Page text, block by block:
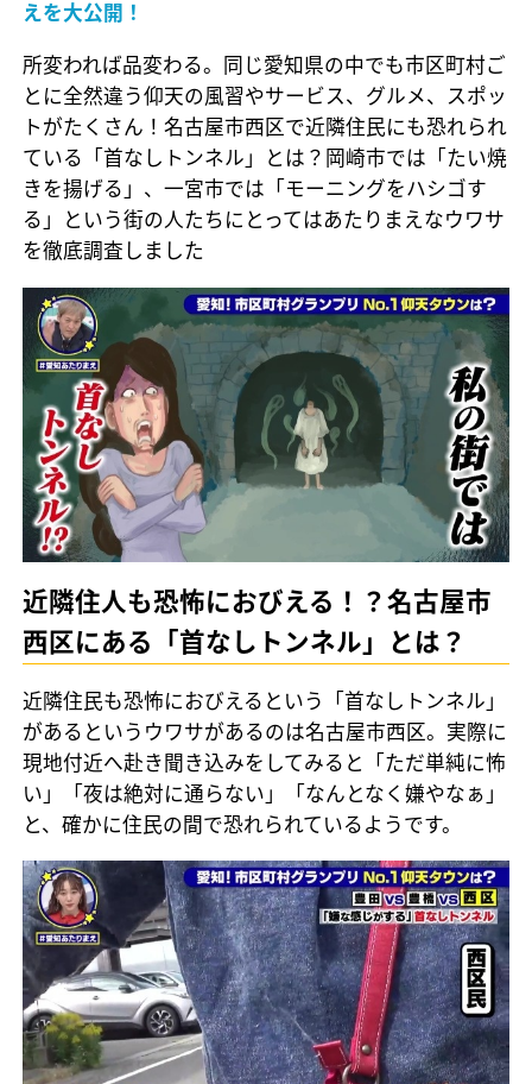
えを大公開！
所変われば品変わる。同じ愛知県の中でも市区町村ご
とに全然違う仰天の風習やサービス、グルメ、スポッ
トがたくさん！名古屋市西区で近隣住民にも恐れられ
ている「首なしトンネル」とは？岡崎市では「たい焼
きを揚げる」、一宮市では「モーニングをハシゴす
る」という街の人たちにとってはあたりまえなウワサ
を徹底調査しました
近隣住人も恐怖におびえる！？名古屋市
西区にある「首なしトンネル」とは？
近隣住民も恐怖におびえるという「首なしトンネル」
があるというウワサがあるのは名古屋市西区。実際に
現地付近へ赴き聞き込みをしてみると「ただ単純に怖
い」「夜は絶対に通らない」「なんとなく嫌やなぁ」
と、確かに住民の間で恐れられているようです。